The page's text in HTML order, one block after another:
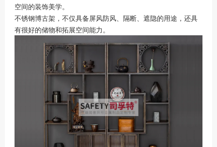
空间的装饰美学。
不锈钢博古架，不仅具备屏风防风、隔断、遮隐的用途，还具
有很好的储物和拓展空间能力。